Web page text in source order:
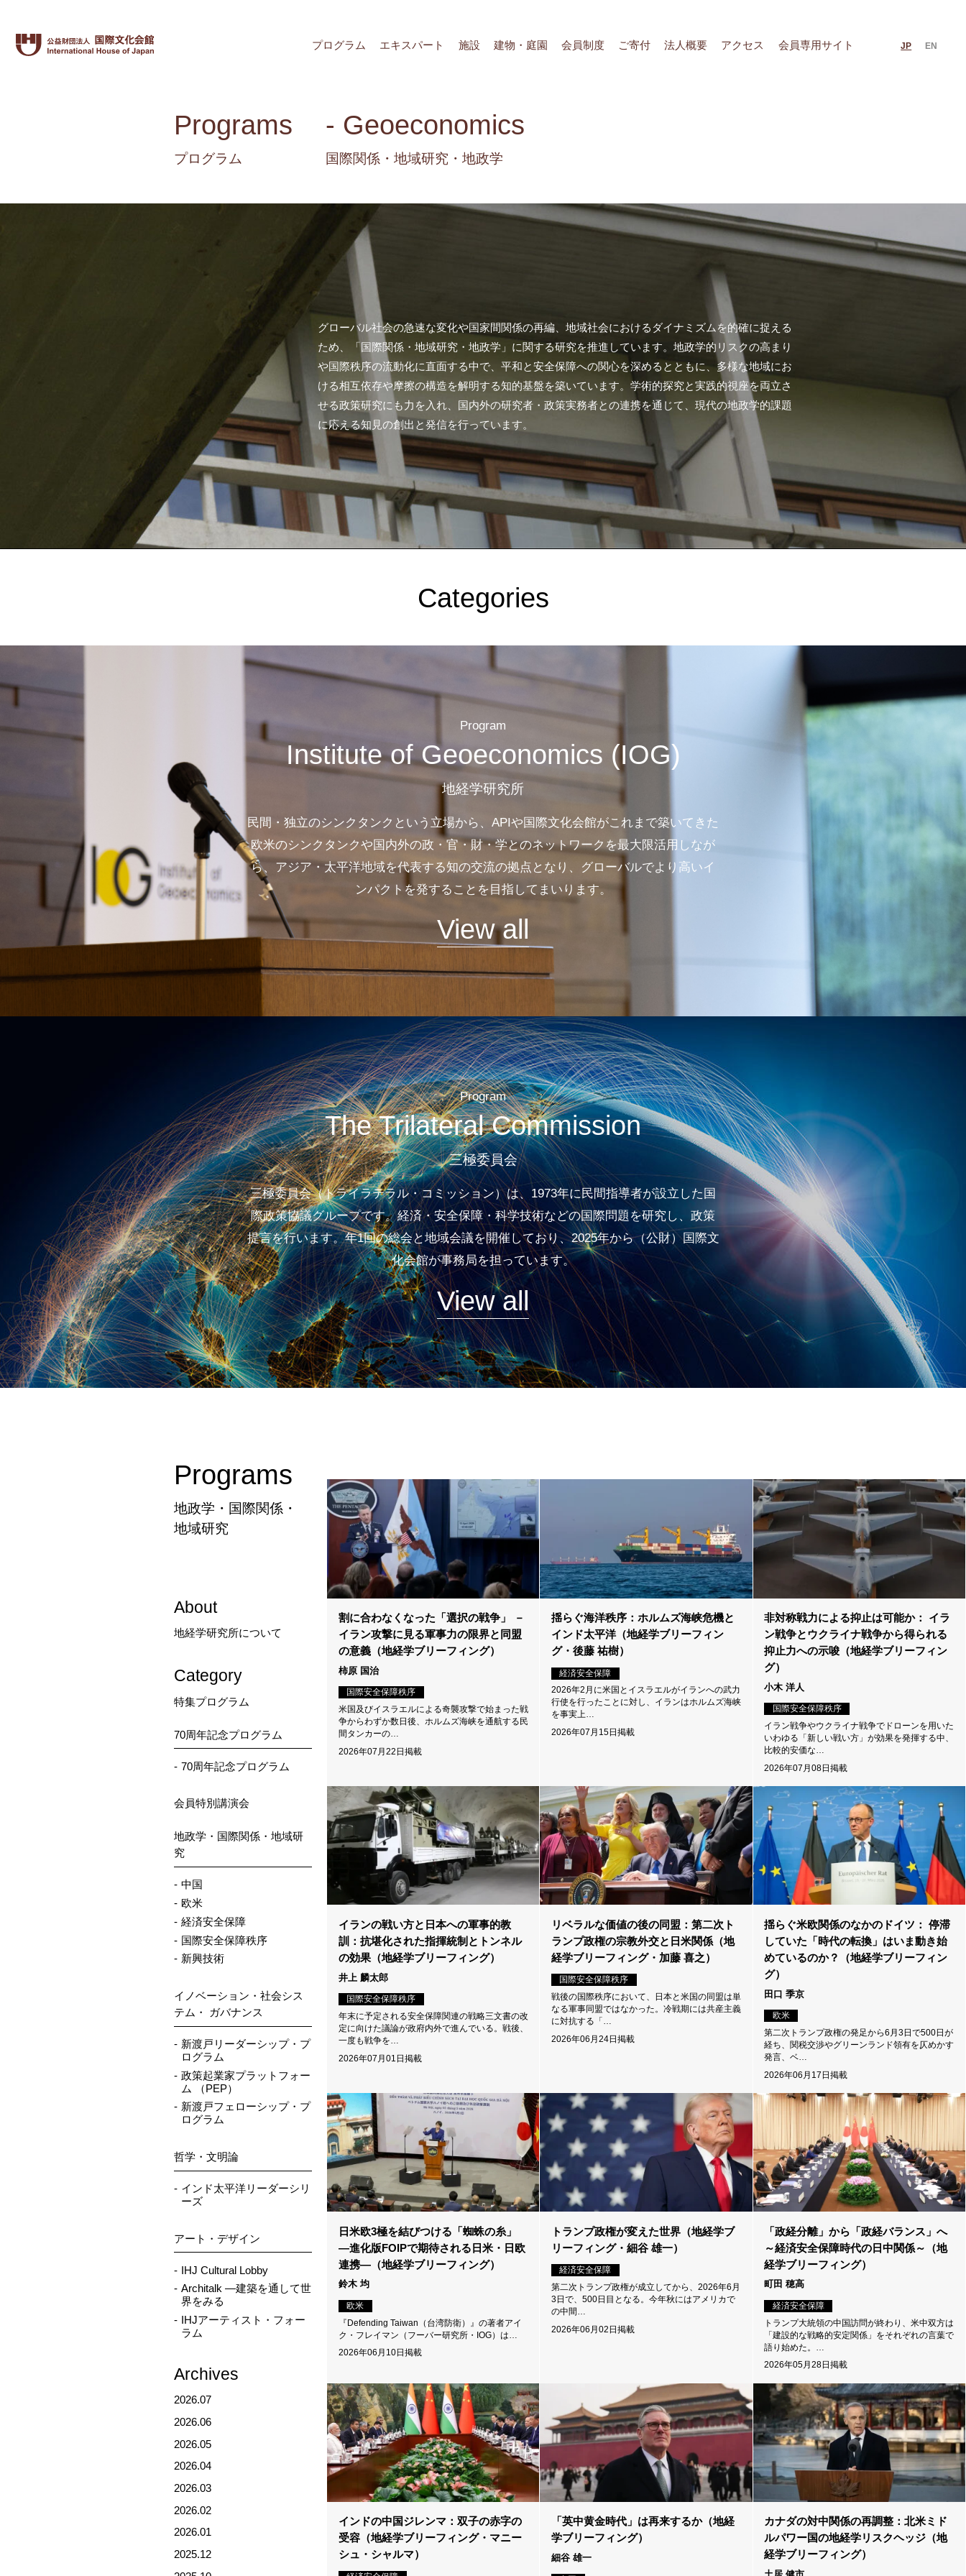
プログラム エキスパート 施設 建物・庭園 会員制度 ご寄付 法人概要 アクセス 会員専用サイト JP EN
Programs
プログラム
- Geoeconomics
国際関係・地域研究・地政学
グローバル社会の急速な変化や国家間関係の再編、地域社会におけるダイナミズムを的確に捉える
ため、「国際関係・地域研究・地政学」に関する研究を推進しています。地政学的リスクの高まり
や国際秩序の流動化に直面する中で、平和と安全保障への関心を深めるとともに、多様な地域にお
ける相互依存や摩擦の構造を解明する知的基盤を築いています。学術的探究と実践的視座を両立さ
せる政策研究にも力を入れ、国内外の研究者・政策実務者との連携を通じて、現代の地政学的課題
に応える知見の創出と発信を行っています。
Categories
Program
Institute of Geoeconomics (IOG)
地経学研究所
民間・独立のシンクタンクという立場から、APIや国際文化会館がこれまで築いてきた
欧米のシンクタンクや国内外の政・官・財・学とのネットワークを最大限活用しなが
ら、アジア・太平洋地域を代表する知の交流の拠点となり、グローバルでより高いイ
ンパクトを発することを目指してまいります。
View all
Program
The Trilateral Commission
三極委員会
三極委員会（トライラテラル・コミッション）は、1973年に民間指導者が設立した国
際政策協議グループです。経済・安全保障・科学技術などの国際問題を研究し、政策
提言を行います。年1回の総会と地域会議を開催しており、2025年から（公財）国際文
化会館が事務局を担っています。
View all
Programs
地政学・国際関係・
地域研究
割に合わなくなった「選択の戦争」 －
イラン攻撃に見る軍事力の限界と同盟
の意義（地経学ブリーフィング）
柿原 国治
国際安全保障秩序
米国及びイスラエルによる奇襲攻撃で始まった戦
争からわずか数日後、ホルムズ海峡を通航する民
間タンカーの…
2026年07月22日掲載
揺らぐ海洋秩序：ホルムズ海峡危機と
インド太平洋（地経学ブリーフィン
グ・後藤 祐樹）
経済安全保障
2026年2月に米国とイスラエルがイランへの武力
行使を行ったことに対し、イランはホルムズ海峡
を事実上…
2026年07月15日掲載
非対称戦力による抑止は可能か： イラ
ン戦争とウクライナ戦争から得られる
抑止力への示唆（地経学ブリーフィン
グ）
小木 洋人
国際安全保障秩序
イラン戦争やウクライナ戦争でドローンを用いた
いわゆる「新しい戦い方」が効果を発揮する中、
比較的安価な…
2026年07月08日掲載
イランの戦い方と日本への軍事的教
訓：抗堪化された指揮統制とトンネル
の効果（地経学ブリーフィング）
井上 麟太郎
国際安全保障秩序
年末に予定される安全保障関連の戦略三文書の改
定に向けた議論が政府内外で進んでいる。戦後、
一度も戦争を…
2026年07月01日掲載
リベラルな価値の後の同盟：第二次ト
ランプ政権の宗教外交と日米関係（地
経学ブリーフィング・加藤 喜之）
国際安全保障秩序
戦後の国際秩序において、日本と米国の同盟は単
なる軍事同盟ではなかった。冷戦期には共産主義
に対抗する「…
2026年06月24日掲載
揺らぐ米欧関係のなかのドイツ： 停滞
していた「時代の転換」はいま動き始
めているのか？（地経学ブリーフィン
グ）
田口 季京
欧米
第二次トランプ政権の発足から6月3日で500日が
経ち、関税交渉やグリーンランド領有を仄めかす
発言、ベ…
2026年06月17日掲載
日米欧3極を結びつける「蜘蛛の糸」
―進化版FOIPで期待される日米・日欧
連携―（地経学ブリーフィング）
鈴木 均
欧米
『Defending Taiwan（台湾防衛）』の著者アイ
ク・フレイマン（フーバー研究所・IOG）は…
2026年06月10日掲載
トランプ政権が変えた世界（地経学ブ
リーフィング・細谷 雄一）
経済安全保障
第二次トランプ政権が成立してから、2026年6月
3日で、500日目となる。今年秋にはアメリカで
の中間…
2026年06月02日掲載
「政経分離」から「政経バランス」へ
～経済安全保障時代の日中関係～（地
経学ブリーフィング）
町田 穂高
経済安全保障
トランプ大統領の中国訪問が終わり、米中双方は
「建設的な戦略的安定関係」をそれぞれの言葉で
語り始めた。…
2026年05月28日掲載
インドの中国ジレンマ：双子の赤字の
受容（地経学ブリーフィング・マニー
シュ・シャルマ）
「英中黄金時代」は再来するか（地経
学ブリーフィング）
細谷 雄一
カナダの対中関係の再調整：北米ミド
ルパワー国の地経学リスクヘッジ（地
経学ブリーフィング）
About
地経学研究所について
Category
特集プログラム
70周年記念プログラム
70周年記念プログラム
会員特別講演会
地政学・国際関係・地域研
究
中国
欧米
経済安全保障
国際安全保障秩序
新興技術
イノベーション・社会シス
テム・ ガバナンス
新渡戸リーダーシップ・プ
ログラム
政策起業家プラットフォー
ム （PEP）
新渡戸フェローシップ・プ
ログラム
哲学・文明論
インド太平洋リーダーシリ
ーズ
アート・デザイン
IHJ Cultural Lobby
Architalk ―建築を通して世
界をみる
IHJアーティスト・フォー
ラム
Archives
2026.07
2026.06
2026.05
2026.04
2026.03
2026.02
2026.01
2025.12